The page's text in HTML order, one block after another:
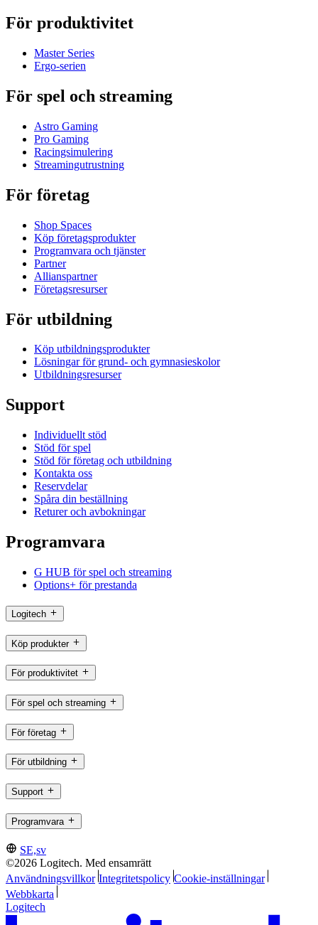
För produktivitet
Master Series
Ergo-serien
För spel och streaming
Astro Gaming
Pro Gaming
Racingsimulering
Streamingutrustning
För företag
Shop Spaces
Köp företagsprodukter
Programvara och tjänster
Partner
Allianspartner
Företagsresurser
För utbildning
Köp utbildningsprodukter
Lösningar för grund- och gymnasieskolor
Utbildningsresurser
Support
Individuellt stöd
Stöd för spel
Stöd för företag och utbildning
Kontakta oss
Reservdelar
Spåra din beställning
Returer och avbokningar
Programvara
G HUB för spel och streaming
Options+ för prestanda
Logitech
Köp produkter
För produktivitet
För spel och streaming
För företag
För utbildning
Support
Programvara
SE,sv
©2026 Logitech. Med ensamrätt
Användningsvillkor Integritetspolicy Cookie-inställningar
Webbkarta
Logitech